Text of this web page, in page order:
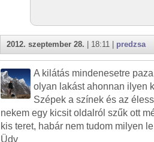
2012. szeptember 28. | 18:11 | predzsa
A kilátás mindenesetre
olyan lakást ahonnan ilyen
Szépek a színek és az
nekem egy kicsit oldalról szűk ott
kis teret, habár nem tudom milyen
Üdv